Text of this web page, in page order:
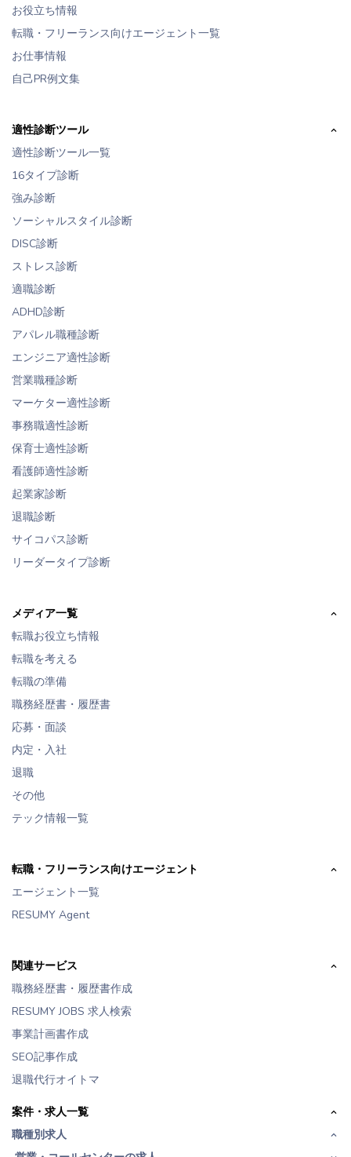
お役立ち情報
転職・フリーランス向けエージェント一覧
お仕事情報
自己PR例文集
適性診断ツール
適性診断ツール一覧
16タイプ診断
強み診断
ソーシャルスタイル診断
DISC診断
ストレス診断
適職診断
ADHD診断
アパレル職種診断
エンジニア適性診断
営業職種診断
マーケター適性診断
事務職適性診断
保育士適性診断
看護師適性診断
起業家診断
退職診断
サイコパス診断
リーダータイプ診断
メディア一覧
転職お役立ち情報
転職を考える
転職の準備
職務経歴書・履歴書
応募・面談
内定・入社
退職
その他
テック情報一覧
転職・フリーランス向けエージェント
エージェント一覧
RESUMY Agent
関連サービス
職務経歴書・履歴書作成
RESUMY JOBS 求人検索
事業計画書作成
SEO記事作成
退職代行オイトマ
案件・求人一覧
職種別求人